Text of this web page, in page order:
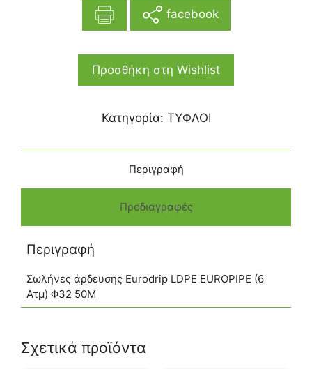
facebook
Προσθήκη στη Wishlist
Κατηγορία: ΤΥΦΛΟΙ
Περιγραφή
Προδιαγραφές
Περιγραφή
Σωλήνες άρδευσης Eurodrip LDPE EUROPIPE (6
Ατμ) Φ32 50M
Σχετικά προϊόντα